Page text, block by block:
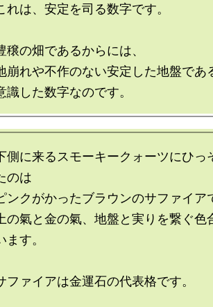
れは、安定を司る数字です。
穣の畑であるからには、
崩れや不作のない安定した地盤であ
側に来るスモーキークォーツにひっ
のは
ンクがかったブラウンのサファイア
の氣と金の氣、地盤と実りを繋ぐ色
ます。
ファイアは金運石の代表格です。